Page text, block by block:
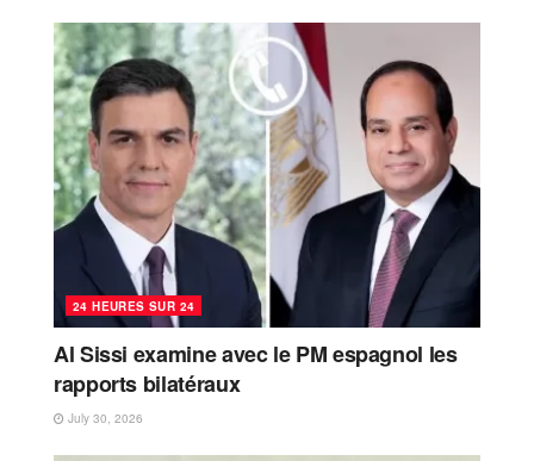
24 HEURES SUR 24
Al Sissi examine avec le PM espagnol les
rapports bilatéraux
July 30, 2026